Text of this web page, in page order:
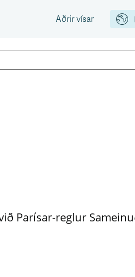
Aðrir vísar
Parísar-reglur